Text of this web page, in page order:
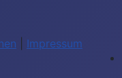
Impressum